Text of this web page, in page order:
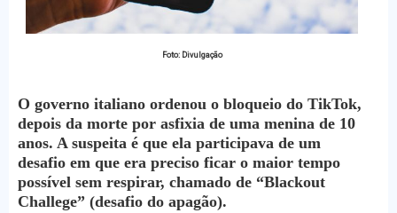
Foto: Divulgação
O governo italiano ordenou o bloqueio do TikTok,
depois da morte por asfixia de uma menina de 10
anos. A suspeita é que ela participava de um
desafio em que era preciso ficar o maior tempo
possível sem respirar, chamado de “Blackout
Challege” (desafio do apagão).